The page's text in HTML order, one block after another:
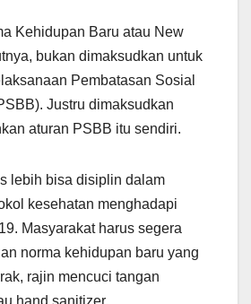
Kehidupan Baru atau New
bukan dimaksudkan untuk
Pembatasan Sosial
Justru dimaksudkan
aturan PSBB itu sendiri.
lebih bisa disiplin dalam
kesehatan menghadapi
Masyarakat harus segera
norma kehidupan baru yang
rajin mencuci tangan